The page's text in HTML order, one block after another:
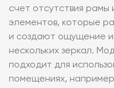
счет отсутствия
элементов, которые
и создают ощущение
нескольких зеркал.
подходит для
помещениях,